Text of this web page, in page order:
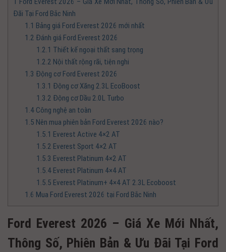
Đãi Tại Ford Bắc Ninh
1.1 Bảng giá Ford Everest 2026 mới nhất
1.2 Đánh giá Ford Everest 2026
1.2.1 Thiết kế ngoại thất sang trọng
1.2.2 Nội thất rộng rãi, tiện nghi
1.3 Động cơ Ford Everest 2026
1.3.1 Động cơ Xăng 2.3L EcoBoost
1.3.2 Động cơ Dầu 2.0L Turbo
1.4Công nghệ an toàn
1.5 Nên mua phiên bản Ford Everest 2026 nào?
1.5.1 Everest Active 4×2 AT
1.5.2 Everest Sport 4×2 AT
1.5.3 Everest Platinum 4×2 AT
1.5.4Everest Platinum 4×4 AT
1.5.5 Everest Platinum+ 4×4 AT 2.3L Ecoboost
1.6 Mua Ford Everest 2026 tại Ford Bắc Ninh
Ford Everest 2026 – Giá Xe Mới Nhất,
Thông Số, Phiên Bản & Ưu Đãi Tại Ford